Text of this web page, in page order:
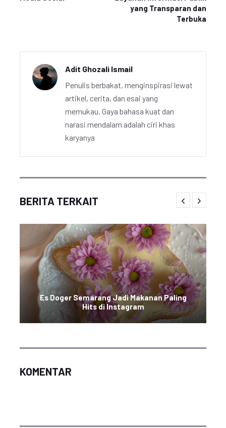
yang Transparan dan
Terbuka
Adit Ghozali Ismail
Penulis berbakat, menginspirasi lewat
artikel, cerita, dan esai yang
memukau. Gaya bahasa kuat dan
narasi mendalam adalah ciri khas
karyanya
BERITA TERKAIT
Es Doger Semarang Jadi Makanan Paling
Hits di Instagram
KOMENTAR